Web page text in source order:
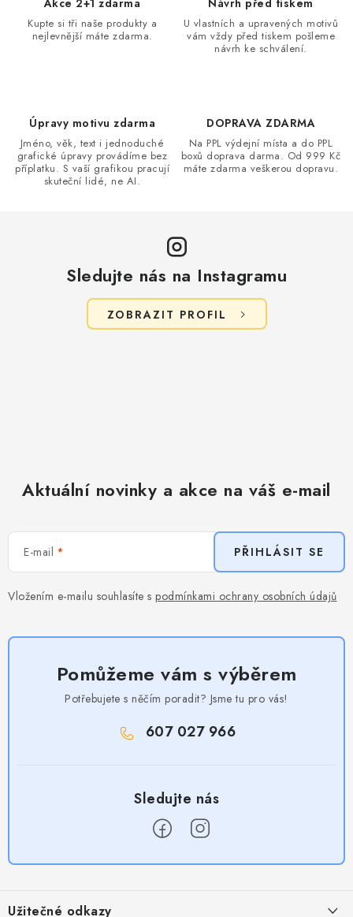
y
Kupte si tři naše produkty a
nejlevnější máte zdarma.
U vlastních a upravených motivů
vám vždy před tiskem pošleme
návrh ke schválení.
Úpravy motivu zdarma
Jméno, věk, text i jednoduché
grafické úpravy provádíme bez
příplatku. S vaší grafikou pracují
skuteční lidé, ne AI.
DOPRAVA ZDARMA
Na PPL výdejní místa a do PPL
boxů doprava darma. Od 999 Kč
máte zdarma veškerou dopravu.
Sledujte nás na Instagramu
ZOBRAZIT PROFIL
Aktuální novinky a akce na váš e-mail
E-mail
Vložením e-mailu souhlasíte s podmínkami ochrany osobních údajů
PŘIHLÁSIT SE
Pomůžeme vám s výběrem
Potřebujete s něčím poradit? Jsme tu pro vás!
607 027 966
Užitečné odkazy